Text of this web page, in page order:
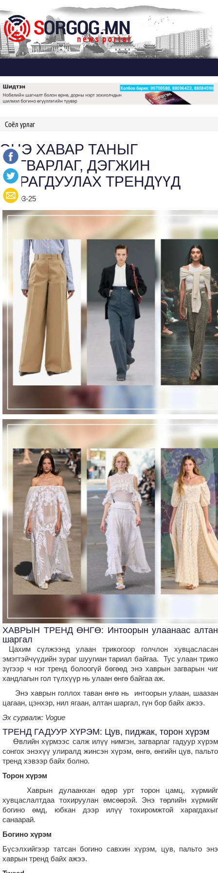
Соёл урлаг
ЭНЭ ХАВАР ТАНЫГ
ЗАГВАРЛАГ, ДЭГЖИН
ХАРАГДУУЛАХ ТРЕНДҮҮД
2024-03-25
ХАВРЫН ТРЕНД ӨНГӨ: Интоорын улаанаас алтан
шаргал
Цахим сүлжээнд улаан трикогоор голчлон хувцасласан
эмэгтэйчүүдийн зураг шуугиан тариал байгаа. Тус улаан трико
зүгээр ч нэг тренд болоогүй бөгөөд энэ хаврын загварын чиг
хандлагын гол түлхүүр нь улаан өнгө байгаа аж.
Энэ хаврын голлох таван өнгө нь интоорын улаан, шаазан
цагаан, цэнхэр, нил ягаан, алтан шаргал, гүн бор байх ажээ.
Эх сурвалж: Vogue
ТРЕНД ГАДУУР ХҮРЭМ: Цув, пиджак, торон хүрэм
Өвлийн хүрмээс салж илүү нимгэн, загварлаг гадуур хүрэм
сонгох энэхүү улиралд жинсэн хүрэм, өнгө, өнгийн цув, пальто
тренд хэвээр байх болно.
Торон хүрэм
Хаврын дулаанхан өдөр урт торон цамц, хүрмийг
хувцаслалтдаа тохируулан өмсөөрэй. Энэ төрлийн хүрмийг
богино өмд, юбкан дээр илүү тохиромжтой харагдахыг
санаарай.
Богино хүрэм
Бүсэлхийгээр татсан богино савхин хүрэм, цув, пальто энэ
хаврын тренд байх ажээ.